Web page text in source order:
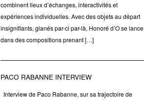
combinent lieux d’échanges, interactivités et
expériences individuelles. Avec des objets au départ
insignifiants, glanés par-ci par-là, Honoré d’O se lance
dans des compositions prenant […]
PACO RABANNE INTERVIEW
Interview de Paco Rabanne, sur sa trajectoire de